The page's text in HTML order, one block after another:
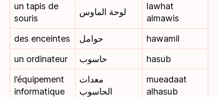
un tapis de
souris
لوحة الماوس
lawhat
almawis
des enceintes
حوامل
hawamil
un ordinateur
حاسوب
hasub
l’équipement
informatique
معدات
الحاسوب
mueadaat
alhasub